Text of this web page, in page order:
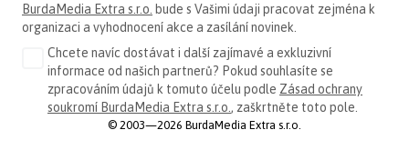
BurdaMedia Extra s.r.o. bude s Vašimi údaji pracovat zejména k
organizaci a vyhodnocení akce a zasílání novinek.
Chcete navíc dostávat i další zajímavé a exkluzivní
informace od našich partnerů? Pokud souhlasíte se
zpracováním údajů k tomuto účelu podle Zásad ochrany
soukromí BurdaMedia Extra s.r.o. , zaškrtněte toto pole.
© 2003—2026 BurdaMedia Extra s.r.o.